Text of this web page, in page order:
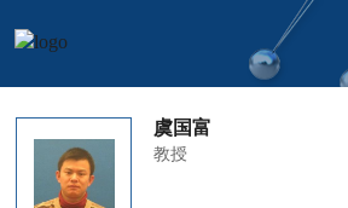
虞国富
教授